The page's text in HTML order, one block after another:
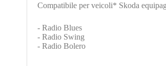
Compatibile per veicoli* Skoda
- Radio Blues
- Radio Swing
- Radio Bolero